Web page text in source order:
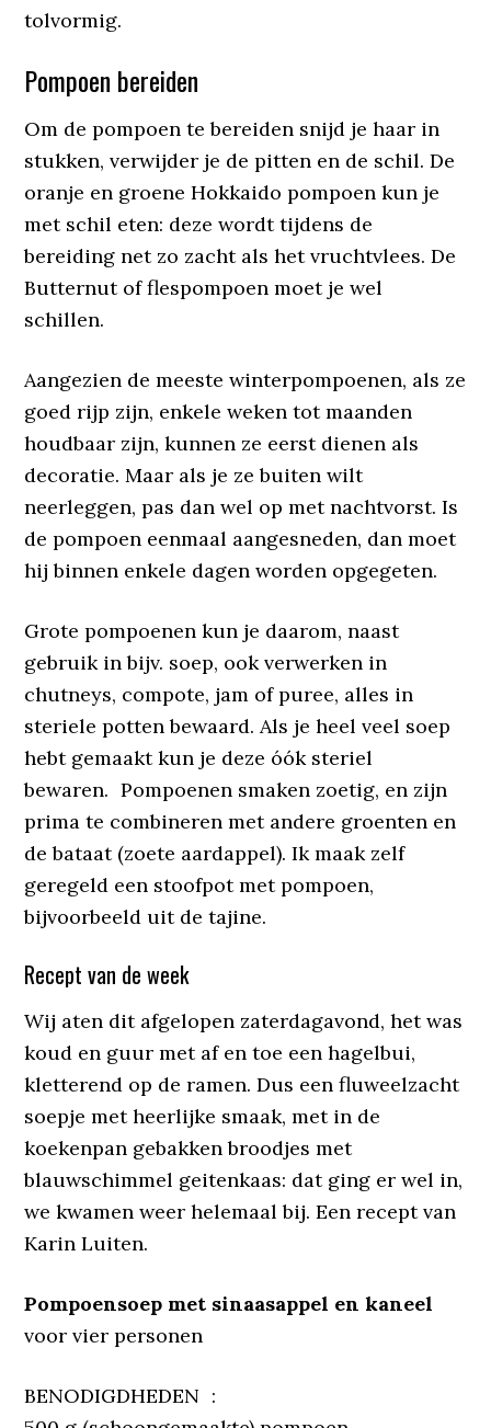
tolvormig.
Pompoen bereiden
Om de pompoen te bereiden snijd je haar in
stukken, verwijder je de pitten en de schil. De
oranje en groene Hokkaido pompoen kun je
met schil eten: deze wordt tijdens de
bereiding net zo zacht als het vruchtvlees. De
Butternut of flespompoen moet je wel
schillen.
Aangezien de meeste winterpompoenen, als ze
goed rijp zijn, enkele weken tot maanden
houdbaar zijn, kunnen ze eerst dienen als
decoratie. Maar als je ze buiten wilt
neerleggen, pas dan wel op met nachtvorst. Is
de pompoen eenmaal aangesneden, dan moet
hij binnen enkele dagen worden opgegeten.
Grote pompoenen kun je daarom, naast
gebruik in bijv. soep, ook verwerken in
chutneys, compote, jam of puree, alles in
steriele potten bewaard. Als je heel veel soep
hebt gemaakt kun je deze óók steriel
bewaren. Pompoenen smaken zoetig, en zijn
prima te combineren met andere groenten en
de bataat (zoete aardappel). Ik maak zelf
geregeld een stoofpot met pompoen,
bijvoorbeeld uit de tajine.
Recept van de week
Wij aten dit afgelopen zaterdagavond, het was
koud en guur met af en toe een hagelbui,
kletterend op de ramen. Dus een fluweelzacht
soepje met heerlijke smaak, met in de
koekenpan gebakken broodjes met
blauwschimmel geitenkaas: dat ging er wel in,
we kwamen weer helemaal bij. Een recept van
Karin Luiten.
Pompoensoep met sinaasappel en kaneel
voor vier personen
BENODIGDHEDEN :